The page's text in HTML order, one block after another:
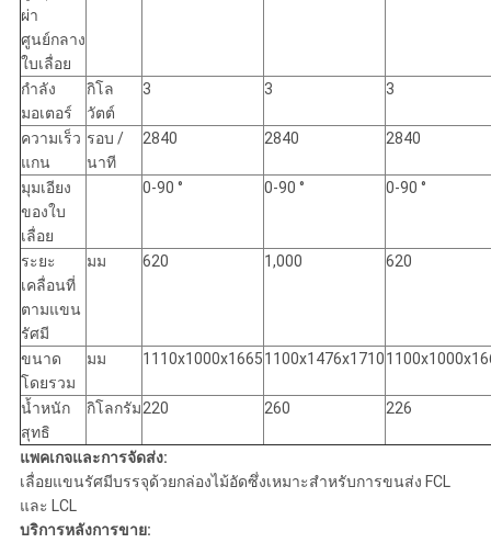
ผ่า
ศูนย์กลาง
ใบเลื่อย
กำลัง
มอเตอร์
กิโล
วัตต์
3 3 3
ความเร็ว
แกน
รอบ /
นาที
2840 2840 2840
มุมเอียง
ของใบ
เลื่อย
0-90 ° 0-90 ° 0-90 °
ระยะ
เคลื่อนที่
ตามแขน
รัศมี
มม 620 1,000 620
ขนาด
โดยรวม
มม 1110x1000x16651100x1476x1710
น้ำหนัก
สุทธิ
กิโลกรัม220 260 226
แพคเกจและการจัดส่ง:
เลื่อยแขนรัศมีบรรจุด้วยกล่องไม้อัดซึ่งเหมาะสำหรับการขนส่ง FCL
และ LCL
บริการหลังการขาย: